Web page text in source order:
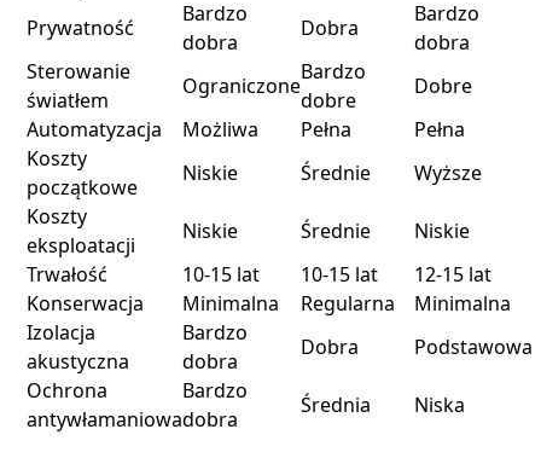
Prywatność
Bardzo
dobra
Dobra
Bardzo
dobra
Sterowanie
światłem
Ograniczone
Bardzo
dobre
Dobre
Automatyzacja
Możliwa Pełna
Pełna
Koszty
początkowe
Niskie Średnie
Wyższe
Koszty
eksploatacji
Niskie Średnie
Niskie
Trwałość
10-15 lat 10-15 lat
12-15 lat
Konserwacja
Minimalna Regularna
Minimalna
Izolacja
akustyczna
Bardzo
dobra
Dobra
Podstawowa
Ochrona
antywłamaniowa
Bardzo
dobra
Średnia Niska